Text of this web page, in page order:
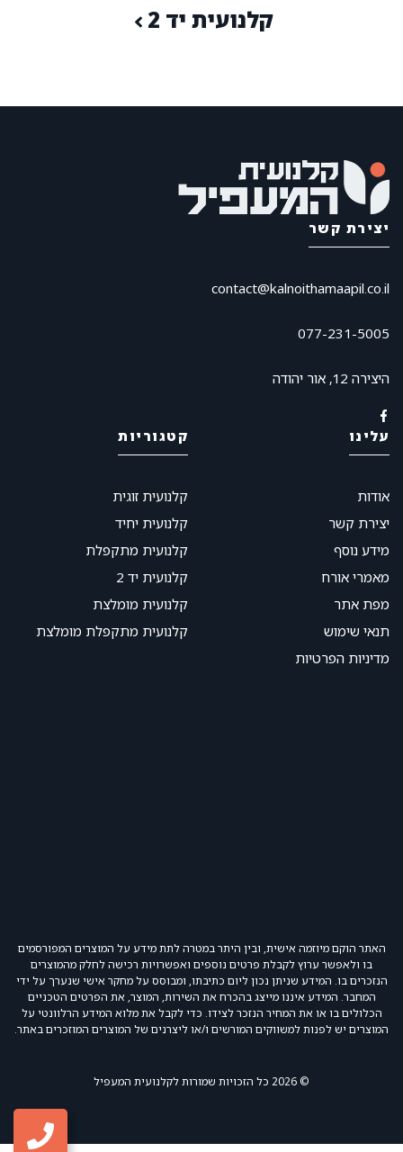
קלנועית יד 2
יצירת קשר
contact@kalnoithamaapil.co.il
077-231-5005
היצירה 12, אור יהודה
עלינו
אודות
יצירת קשר
מידע נוסף
מאמרי אורח
מפת אתר
תנאי שימוש
מדיניות הפרטיות
קטגוריות
קלנועית זוגית
קלנועית יחיד
קלנועית מתקפלת
קלנועית יד 2
קלנועית מומלצת
קלנועית מתקפלת מומלצת
האתר הוקם מיוזמה אישית, ובין היתר במטרה לתת מידע על המוצרים המפורסמים
בו ולאפשר ערוץ לקבלת פרטים נוספים ואפשרויות רכישה לחלק מהמוצרים
הנזכרים בו. המידע שניתן נכון ליום כתיבתו, ומבוסס על מחקר אישי שנערך על ידי
המחבר. המידע איננו מייצג בהכרח את השירות, המוצר, את הפרטים הטכניים
הכלולים בו או את המחיר הנזכר לצידו. כדי לקבל את מלוא המידע הרלוונטי על
המוצרים יש לפנות למשווקים המורשים ו/או ליצרנים של המוצרים המוזכרים באתר.
© 2026 כל הזכויות שמורות לקלנועית המעפיל